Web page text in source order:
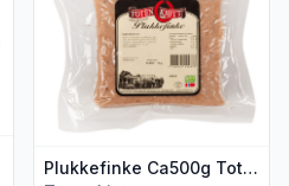
Plukkefinke Ca500g Toten Kjøtt